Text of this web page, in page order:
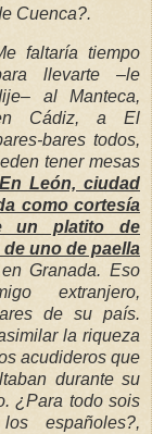
Cuenca?.
faltaría tiempo
llevarte –le
al Manteca,
Cádiz, a El
bares todos,
tener mesas
En León, ciudad
como cortesía
un platito de
uno de paella
Granada. Eso
extranjero,
de su país.
la riqueza
acudideros que
durante su
¿Para todo sois
españoles?,